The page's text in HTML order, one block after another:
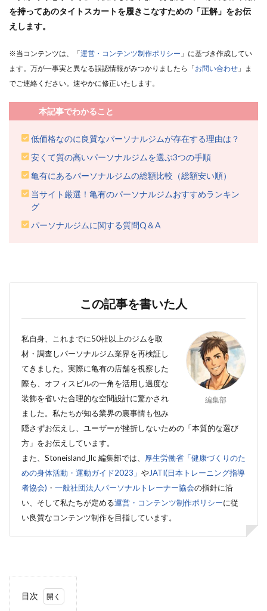
を持ってあのタイトスカートを履きこなすための「正解」をお伝
えします。
※当コンテンツは、「運営・コンテンツ制作ポリシー 」に基づき作成してい
ます。万が一事実と異なる誤認情報がみつかりましたら「お問い合わせ 」ま
でご連絡ください。速やかに修正いたします。
本記事でわかること
低価格なのに良質なパーソナルジムが存在する理由は？
安くて質の高いパーソナルジムを選ぶ3つの手順
亀有にあるパーソナルジムの総額比較（総額安い順）
当サイト厳選！亀有のパーソナルジムおすすめランキン
グ
パーソナルジムに関する質問Q＆A
この記事を書いた人
編集部
私自身、これまでに50社以上のジムを取
材・調査しパーソナルジム業界を再検証し
てきました。実際に亀有の店舗を視察した
際も、オフィスビルの一角を活用し過度な
装飾を省いた合理的な空間設計に驚かされ
ました。私たちが知る業界の裏事情も包み
隠さずお伝えし、ユーザーが挫折しないための「本質的な選び
方」をお伝えしています。
また、Stoneisland_llc 編集部では、 厚生労働省「健康づくりのた
めの身体活動・運動ガイド2023」 やJATI(日本トレーニング指導
者協会) ・ 一般社団法人パーソナルトレーナー協会の指針に沿
い、そして私たちが定める運営・コンテンツ制作ポリシーに従
い良質なコンテンツ制作を目指しています。
目次